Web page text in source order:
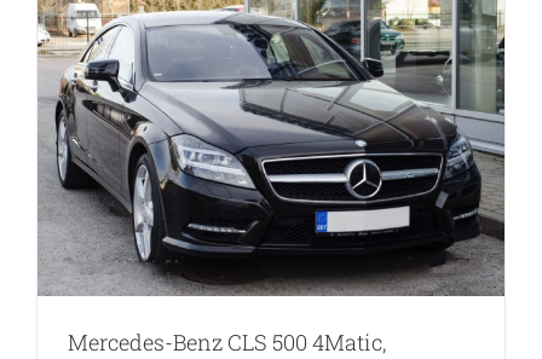
Mercedes-Benz CLS 500 4Matic,